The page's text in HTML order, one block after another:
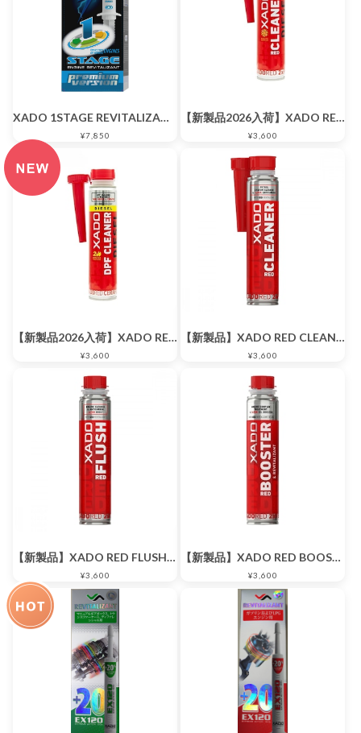
XADO 1STAGE REVITALIZANT for ALL TYPES OF HYBRID ENGINES
¥7,850
【新製品2026入荷】XADO RED DPF CLEANER DIESEL 250ml
¥3,600
【新製品2026入荷】XADO RED CLEANER DIESEL 250ml
¥3,600
【新製品】XADO RED CLEANER 250ml
¥3,600
【新製品】XADO RED FLUSH 250ml
¥3,600
【新製品】XADO RED BOOSTER 250ml
¥3,600